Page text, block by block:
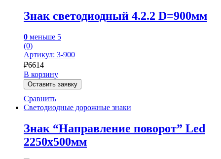
Знак светодиодный 4.2.2 D=900мм
0 меньше 5
(0)
Артикул: 3-900
₽6614
В корзину
Оставить заявку
Сравнить
Светодиодные дорожные знаки
Знак “Направление поворот” Led
2250х500мм